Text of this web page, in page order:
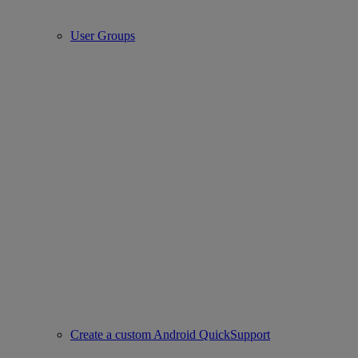
User Groups
Create a custom Android QuickSupport